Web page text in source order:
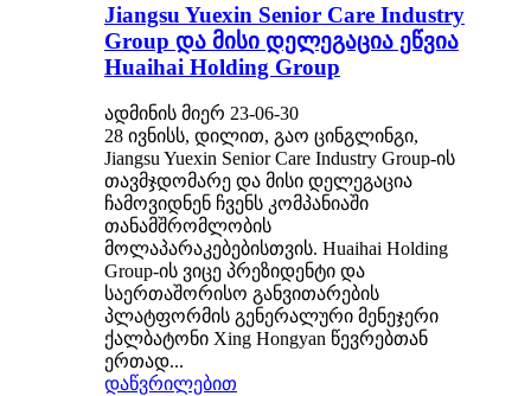
Jiangsu Yuexin Senior Care Industry
Group და მისი დელეგაცია ეწვია
Huaihai Holding Group
ადმინის მიერ 23-06-30
28 ივნისს, დილით, გაო ცინგლინგი,
Jiangsu Yuexin Senior Care Industry Group-ის
თავმჯდომარე და მისი დელეგაცია
ჩამოვიდნენ ჩვენს კომპანიაში
თანამშრომლობის
მოლაპარაკებებისთვის. Huaihai Holding
Group-ის ვიცე პრეზიდენტი და
საერთაშორისო განვითარების
პლატფორმის გენერალური მენეჯერი
ქალბატონი Xing Hongyan წევრებთან
ერთად...
დაწვრილებით